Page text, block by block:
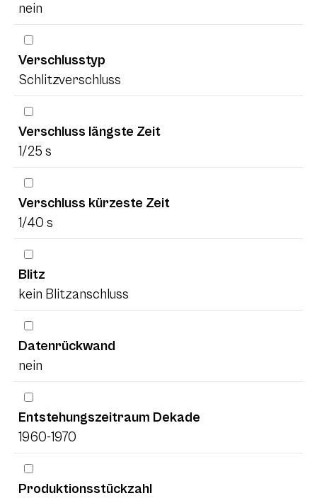
nein
Verschlusstyp
Schlitzverschluss
Verschluss längste Zeit
1/25 s
Verschluss kürzeste Zeit
1/40 s
Blitz
kein Blitzanschluss
Datenrückwand
nein
Entstehungszeitraum Dekade
1960-1970
Produktionsstückzahl